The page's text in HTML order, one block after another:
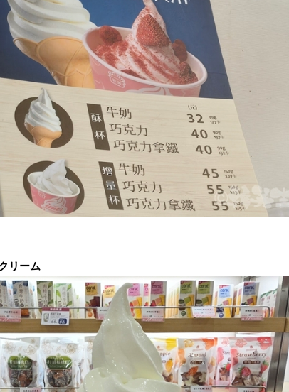
リーム